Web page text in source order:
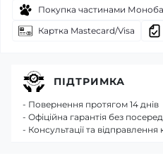
Покупка частинами
Картка Mastecard/Visa
ПІДТРИМКА
- Повернення протягом 14 днів
- Офіційна гарантія без
- Консультації та